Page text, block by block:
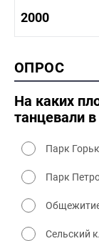
1980-
1990-
2000
2000
2000
ОПРОС
На каких
танцевали
Парк
Парк
Общежитие
Сельский